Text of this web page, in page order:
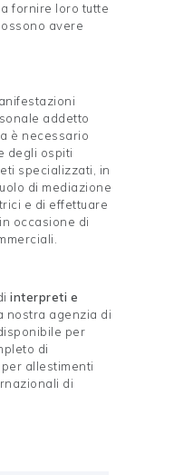
fornire loro tutte
avere
addetto
è necessario
degli ospiti
specializzati, in
di mediazione
e di effettuare
occasione di
interpreti e
nostra agenzia di
per
di
per allestimenti
di